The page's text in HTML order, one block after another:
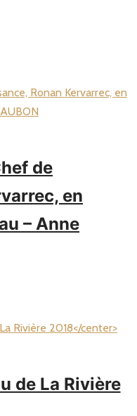
de
en
– Anne
de La Rivière